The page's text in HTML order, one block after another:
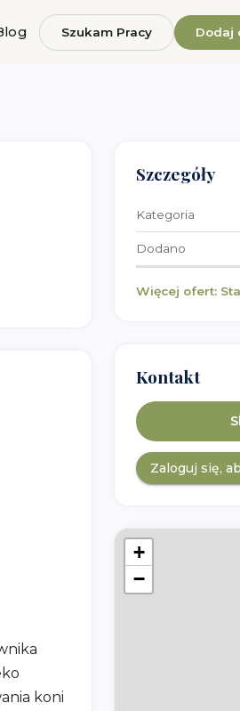
Szukam Pracy Dodaj
koni
Szczegóły
Kategoria
Dodano
Więcej ofert:
Kontakt
Zaloguj się,
+
−